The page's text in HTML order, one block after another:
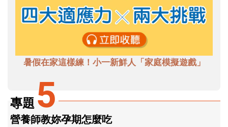
暑假在家這樣練！小一新鮮人「家庭模擬遊戲」
專題 5
營養師教妳孕期怎麼吃